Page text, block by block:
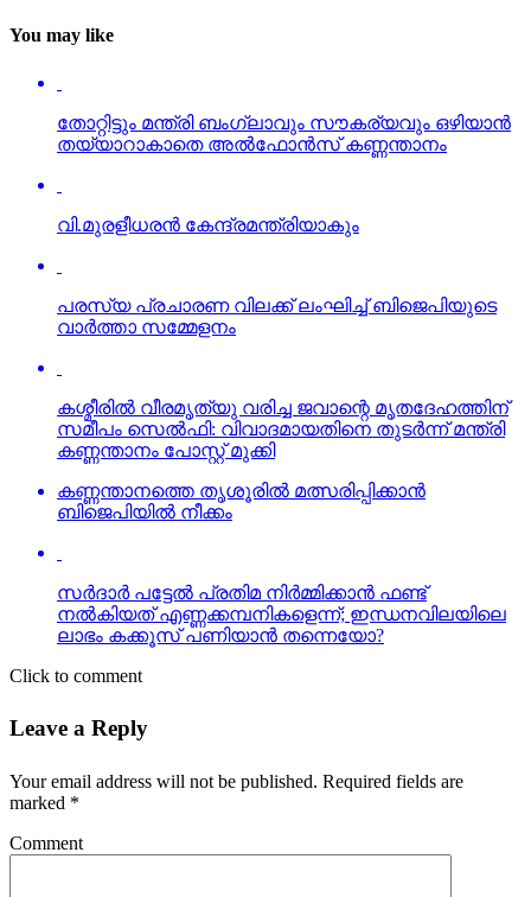
You may like
തോറ്റിട്ടും മന്ത്രി ബംഗ്ലാവും സൗകര്യവും ഒഴിയാന്‍
തയ്യാറാകാതെ അല്‍ഫോന്‍സ് കണ്ണന്താനം
വി.മുരളീധരന്‍ കേന്ദ്രമന്ത്രിയാകും
പരസ്യ പ്രചാരണ വിലക്ക് ലംഘിച്ച് ബിജെപിയുടെ
വാര്‍ത്താ സമ്മേളനം
കശ്മീരില്‍ വീരമൃത്യു വരിച്ച ജവാന്റെ മൃതദേഹത്തിന്
സമീപം സെല്‍ഫി: വിവാദമായതിനെ തുടര്‍ന്ന് മന്ത്രി
കണ്ണന്താനം പോസ്റ്റ് മുക്കി
കണ്ണന്താനത്തെ തൃശൂരില്‍ മത്സരിപ്പിക്കാന്‍
ബിജെപിയില്‍ നീക്കം
സര്‍ദാര്‍ പട്ടേല്‍ പ്രതിമ നിര്‍മ്മിക്കാന്‍ ഫണ്ട്
നല്‍കിയത് എണ്ണക്കമ്പനികളെന്ന്; ഇന്ധനവിലയിലെ
ലാഭം കക്കൂസ് പണിയാന്‍ തന്നെയോ?
Click to comment
Leave a Reply
Your email address will not be published. Required fields are
marked *
Comment